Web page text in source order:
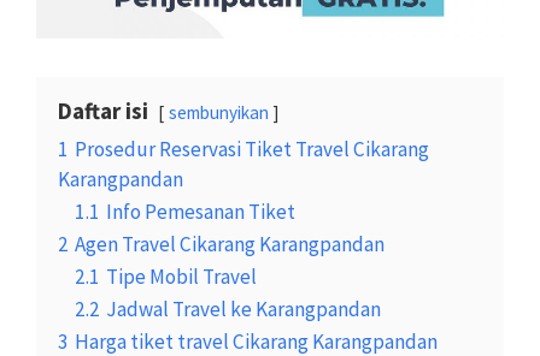
Daftar isi sembunyikan
1 Prosedur Reservasi Tiket Travel Cikarang
Karangpandan
1.1 Info Pemesanan Tiket
2 Agen Travel Cikarang Karangpandan
2.1 Tipe Mobil Travel
2.2 Jadwal Travel ke Karangpandan
3 Harga tiket travel Cikarang Karangpandan